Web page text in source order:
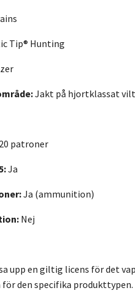
Tip® Hunting
Jakt på hjortklassat vilt
20 patroner
Ja
Ja (ammunition)
Nej
upp en giltig licens för det
för den specifika